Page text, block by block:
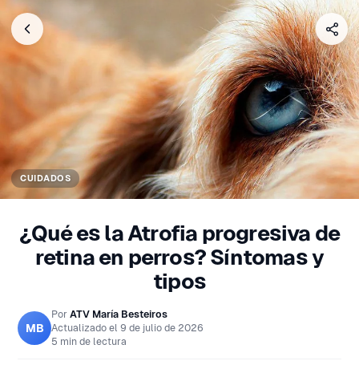
CUIDADOS
¿Qué es la Atrofia progresiva de
retina en perros? Síntomas y
tipos
MB
Por ATV María Besteiros
Actualizado el 9 de julio de 2026
5 min de lectura